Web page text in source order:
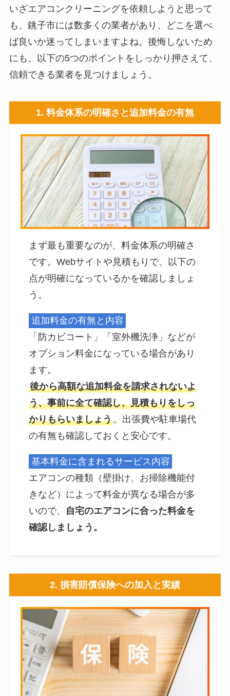
いざエアコンクリーニングを依頼しようと思って
も、銚子市には数多くの業者があり、どこを選べ
ば良いか迷ってしまいますよね。後悔しないため
にも、以下の5つのポイントをしっかり押さえて、
信頼できる業者を見つけましょう。
1. 料金体系の明確さと追加料金の有無
まず最も重要なのが、料金体系の明確さ
です。Webサイトや見積もりで、以下の
点が明確になっているかを確認しましょ
う。
追加料金の有無と内容
「防カビコート」「室外機洗浄」などが
オプション料金になっている場合があり
ます。
後から高額な追加料金を請求されないよ
う、事前に全て確認し、見積もりをしっ
かりもらいましょう。出張費や駐車場代
の有無も確認しておくと安心です。
基本料金に含まれるサービス内容
エアコンの種類（壁掛け、お掃除機能付
きなど）によって料金が異なる場合が多
いので、 自宅のエアコンに合った料金を
確認しましょう。
2. 損害賠償保険への加入と実績